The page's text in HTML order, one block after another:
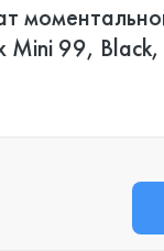
Mini 99,